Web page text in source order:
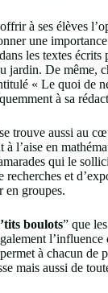
à ses élèves
une
les textes écrits
jardin. De même,
« Le quoi de
à sa
trouve aussi au
l’aise en
qui le
et
en groupes.
boulots” que
l’influence
à chacun de
mais aussi de